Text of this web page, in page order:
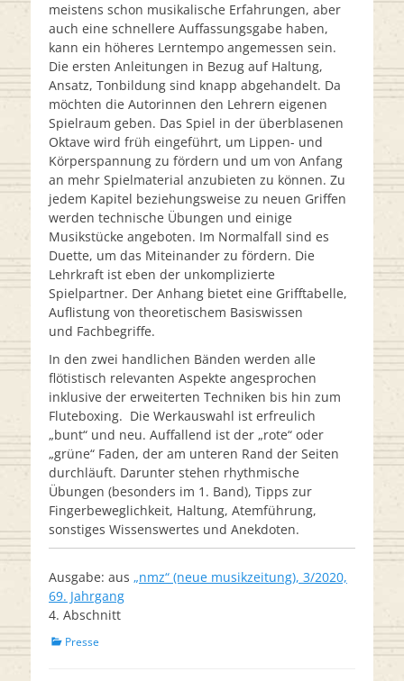
meistens schon musikalische Erfahrungen, aber
auch eine schnellere Auffassungsgabe haben,
kann ein höheres Lerntempo angemessen sein.
Die ersten Anleitungen in Bezug auf Haltung,
Ansatz, Tonbildung sind knapp abgehandelt. Da
möchten die Autorinnen den Lehrern eigenen
Spielraum geben. Das Spiel in der überblasenen
Oktave wird früh eingeführt, um Lippen- und
Körperspannung zu fördern und um von Anfang
an mehr Spielmaterial anzubieten zu können. Zu
jedem Kapitel beziehungsweise zu neuen Griffen
werden technische Übungen und einige
Musikstücke angeboten. Im Normalfall sind es
Duette, um das Miteinander zu fördern. Die
Lehrkraft ist eben der unkomplizierte
Spielpartner. Der Anhang bietet eine Grifftabelle,
Auflis­tung von theoretischem Basiswissen
und Fachbegriffe.
In den zwei handlichen Bänden werden alle
flötistisch relevanten Aspekte angesprochen
inklusive der erweiterten Techniken bis hin zum
Fluteboxing. Die Werkauswahl ist erfreulich
„bunt“ und neu. Auffallend ist der „rote“ oder
„grüne“ Faden, der am unteren Rand der Seiten
durchläuft. Darunter stehen rhythmische
Übungen (besonders im 1. Band), Tipps zur
Fingerbeweglichkeit, Haltung, Atemführung,
sonstiges Wissenswertes und Anekdoten.
Ausgabe: aus „nmz“ (neue musikzeitung), 3/2020,
69. Jahrgang
4. Abschnitt
Kategorien
Presse